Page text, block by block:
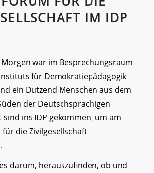
IM IDP
war im Besprechungsraum
für Demokratiepädagogik
ein Dutzend Menschen aus dem
der Deutschsprachigen
sind ins IDP gekommen, um am
die Zivilgesellschaft
darum, herauszufinden, ob und